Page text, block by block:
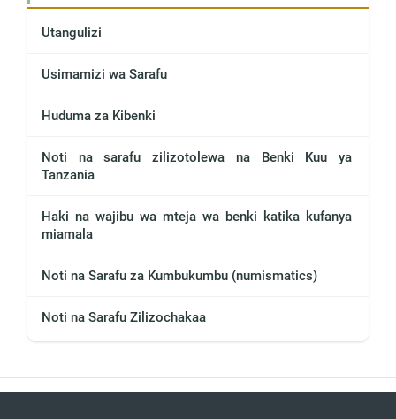
Utangulizi
Usimamizi wa Sarafu
Huduma za Kibenki
Noti na sarafu zilizotolewa na Benki Kuu ya
Tanzania
Haki na wajibu wa mteja wa benki katika kufanya
miamala
Noti na Sarafu za Kumbukumbu (numismatics)
Noti na Sarafu Zilizochakaa